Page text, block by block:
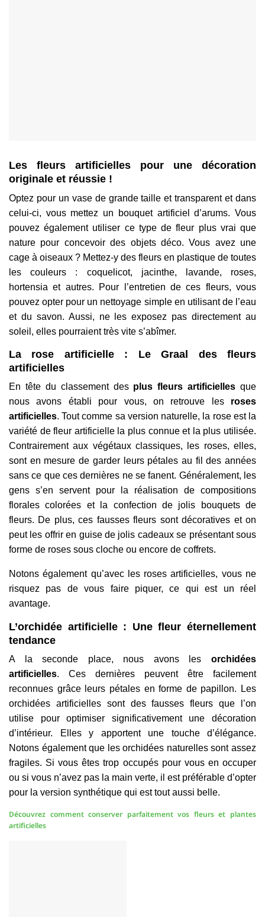
Les fleurs artificielles pour une décoration
originale et réussie !
Optez pour un vase de grande taille et transparent et dans
celui-ci, vous mettez un bouquet artificiel d’arums. Vous
pouvez également utiliser ce type de fleur plus vrai que
nature pour concevoir des objets déco. Vous avez une
cage à oiseaux ? Mettez-y des fleurs en plastique de toutes
les couleurs : coquelicot, jacinthe, lavande, roses,
hortensia et autres. Pour l’entretien de ces fleurs, vous
pouvez opter pour un nettoyage simple en utilisant de l’eau
et du savon. Aussi, ne les exposez pas directement au
soleil, elles pourraient très vite s’abîmer.
La rose artificielle : Le Graal des fleurs
artificielles
En tête du classement des plus fleurs artificielles que
nous avons établi pour vous, on retrouve les roses
artificielles. Tout comme sa version naturelle, la rose est la
variété de fleur artificielle la plus connue et la plus utilisée.
Contrairement aux végétaux classiques, les roses, elles,
sont en mesure de garder leurs pétales au fil des années
sans ce que ces dernières ne se fanent. Généralement, les
gens s’en servent pour la réalisation de compositions
florales colorées et la confection de jolis bouquets de
fleurs. De plus, ces fausses fleurs sont décoratives et on
peut les offrir en guise de jolis cadeaux se présentant sous
forme de roses sous cloche ou encore de coffrets.
Notons également qu’avec les roses artificielles, vous ne
risquez pas de vous faire piquer, ce qui est un réel
avantage.
L’orchidée artificielle : Une fleur éternellement
tendance
A la seconde place, nous avons les orchidées
artificielles. Ces dernières peuvent être facilement
reconnues grâce leurs pétales en forme de papillon. Les
orchidées artificielles sont des fausses fleurs que l’on
utilise pour optimiser significativement une décoration
d’intérieur. Elles y apportent une touche d’élégance.
Notons également que les orchidées naturelles sont assez
fragiles. Si vous êtes trop occupés pour vous en occuper
ou si vous n’avez pas la main verte, il est préférable d’opter
pour la version synthétique qui est tout aussi belle.
Découvrez comment conserver parfaitement vos fleurs et plantes
artificielles